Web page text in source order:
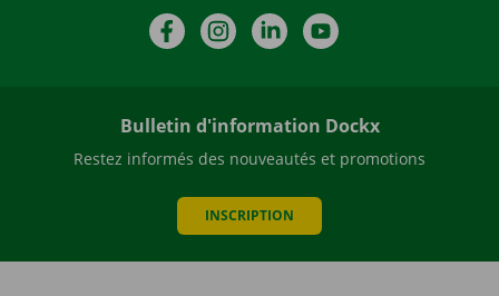
FacebookInstagramLinkedIn
Bulletin d'information Dockx
Restez informés des nouveautés et promotions
INSCRIPTION